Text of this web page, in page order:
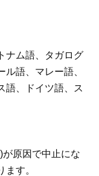
ナム語、タガログ
語、マレー語、
語、ドイツ語、ス
原因で中止にな
す。